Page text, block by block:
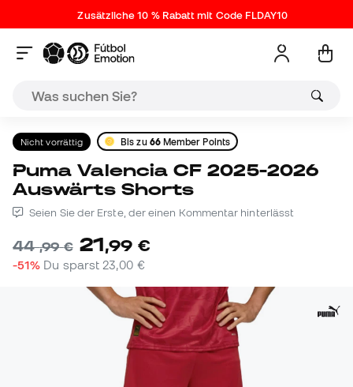
Zusätzliche 10 % Rabatt mit Code FLDAY10
Nicht vorrättig Bis zu 66Member Points
Puma Valencia CF 2025-2026
Auswärts Shorts
Seien Sie der Erste, der einen Kommentar hinterlässt
44,99 € 21,99 €
-51% Du sparst 23,00 €